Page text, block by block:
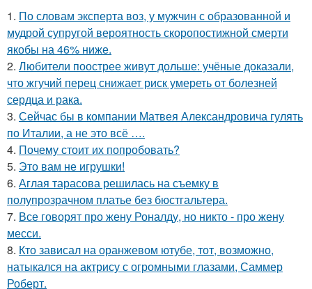
1. По словам эксперта воз, у мужчин с образованной и
мудрой супругой вероятность скоропостижной смерти
якобы на 46% ниже.
2. Любители поострее живут дольше: учёные доказали,
что жгучий перец снижает риск умереть от болезней
сердца и рака.
3. Сейчас бы в компании Матвея Александровича гулять
по Италии, а не это всё ….
4. Почему стоит их попробовать?
5. Это вам не игрушки!
6. Аглая тарасова решилась на съемку в
полупрозрачном платье без бюстгальтера.
7. Все говорят про жену Роналду, но никто - про жену
месси.
8. Кто зависал на оранжевом ютубе, тот, возможно,
натыкался на актрису с огромными глазами, Саммер
Роберт.